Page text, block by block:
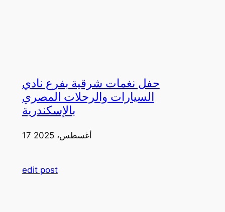
حفل نغمات شرقية بفرع نادي
السيارات والرحلات المصري
بالإسكندرية
17 أغسطس، 2025
edit post